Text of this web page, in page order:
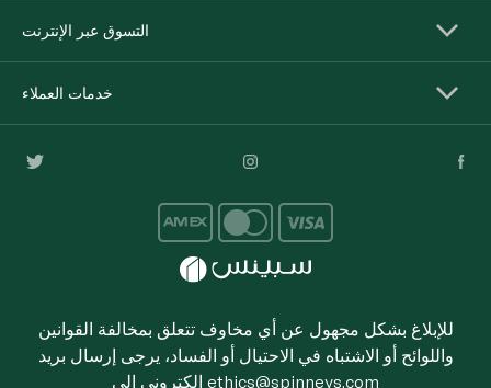
التسوق عبر الإنترنت
خدمات العملاء
للإبلاغ بشكل مجهول عن أي مخاوف تتعلق بمخالفة القوانين
واللوائح أو الاشتباه في الاحتيال أو الفساد، يرجى إرسال بريد
ethics@spinneys.com